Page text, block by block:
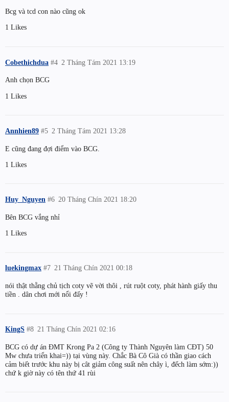
Bcg và tcd con nào cũng ok
1 Likes
Cobethichdua 2 Tháng Tám 2021 13:19
#4
Anh chọn BCG
1 Likes
Annhien89 2 Tháng Tám 2021 13:28
#5
E cũng đang đợi điểm vào BCG.
1 Likes
Huy_Nguyen 20 Tháng Chín 2021 18:20
#6
Bên BCG vắng nhỉ
1 Likes
luekingmax 21 Tháng Chín 2021 00:18
#7
nói thật thằng chủ tịch coty vẽ vời thôi , rút ruột coty, phát hành giấy thu
tiền . dân chơi mới nổi đấy !
KingS 21 Tháng Chín 2021 02:16
#8
BCG có dự án ĐMT Krong Pa 2 (Công ty Thành Nguyên làm CĐT) 50
Mw chưa triển khai=)) tại vùng này. Chắc Bà Cô Già có thần giao cách
cảm biết trước khu này bị cât giảm công suất nên chây ì, đếch làm sớm:))
chứ k giờ này có tên thứ 41 rùi